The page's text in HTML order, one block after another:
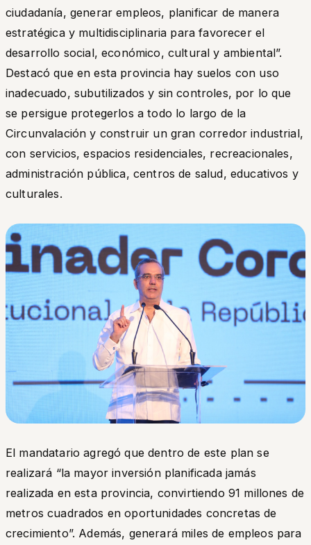
ciudadanía, generar empleos, planificar de manera
estratégica y multidisciplinaria para favorecer el
desarrollo social, económico, cultural y ambiental”.
Destacó que en esta provincia hay suelos con uso
inadecuado, subutilizados y sin controles, por lo que
se persigue protegerlos a todo lo largo de la
Circunvalación y construir un gran corredor industrial,
con servicios, espacios residenciales, recreacionales,
administración pública, centros de salud, educativos y
culturales.
El mandatario agregó que dentro de este plan se
realizará “la mayor inversión planificada jamás
realizada en esta provincia, convirtiendo 91 millones de
metros cuadrados en oportunidades concretas de
crecimiento”. Además, generará miles de empleos para